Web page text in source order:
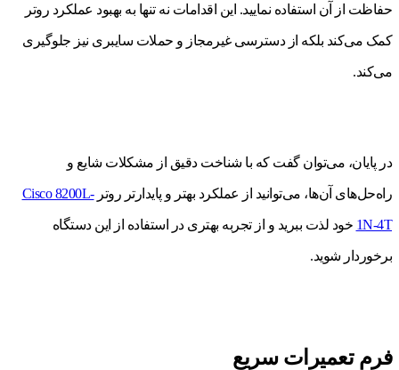
حفاظت از آن استفاده نمایید. این اقدامات نه تنها به بهبود عملکرد روتر
کمک می‌کند بلکه از دسترسی غیرمجاز و حملات سایبری نیز جلوگیری
می‌کند.
در پایان، می‌توان گفت که با شناخت دقیق از مشکلات شایع و
راه‌حل‌های آن‌ها، می‌توانید از عملکرد بهتر و پایدارتر روترCisco 8200L-
1N-4T خود لذت ببرید و از تجربه بهتری در استفاده از این دستگاه
برخوردار شوید.
فرم تعمیرات سریع